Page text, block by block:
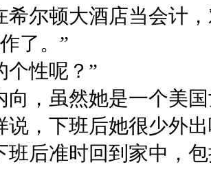
顿大酒店当会计，
了。”
性呢？”
虽然她是一个美国
，下班后她很少外出
准时回到家中，包